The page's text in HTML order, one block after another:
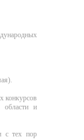
конкурсов
области и
с тех пор